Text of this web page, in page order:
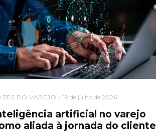
DO VAREJO 19 de julho de 2026
artificial no varejo
aliada à jornada do cliente